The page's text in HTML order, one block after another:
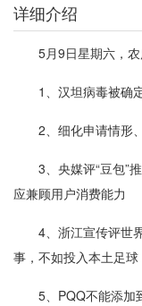
详细介绍
5月9日星期六，
1、汉坦病毒被确
2、细化申请情形
3、央媒评“豆包”
应兼顾用户消费能力
4、浙江宣传评世
事，不如投入本土足球
5、PQQ不能添加